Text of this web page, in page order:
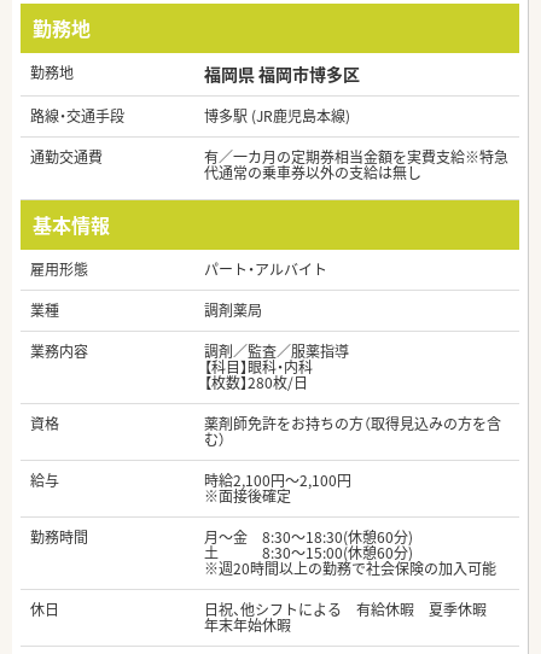
勤務地
勤務地 福岡県 福岡市博多区
路線・交通手段
博多駅 (JR鹿児島本線)
通勤交通費
有／一カ月の定期券相当金額を実費支給※特急
代通常の乗車券以外の支給は無し
基本情報
雇用形態
パート・アルバイト
業種
調剤薬局
業務内容
調剤／監査／服薬指導
【科目】眼科・内科
【枚数】280枚/日
資格
薬剤師免許をお持ちの方（取得見込みの方を含
む）
給与
時給2,100円～2,100円
※面接後確定
勤務時間
月～金 8:30～18:30(休憩60分)
土 8:30～15:00(休憩60分)
※週20時間以上の勤務で社会保険の加入可能
休日
日祝、他シフトによる 有給休暇 夏季休暇
年末年始休暇